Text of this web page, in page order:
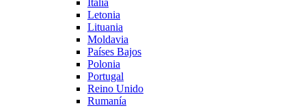
Italia
Letonia
Lituania
Moldavia
Países Bajos
Polonia
Portugal
Reino Unido
Rumanía